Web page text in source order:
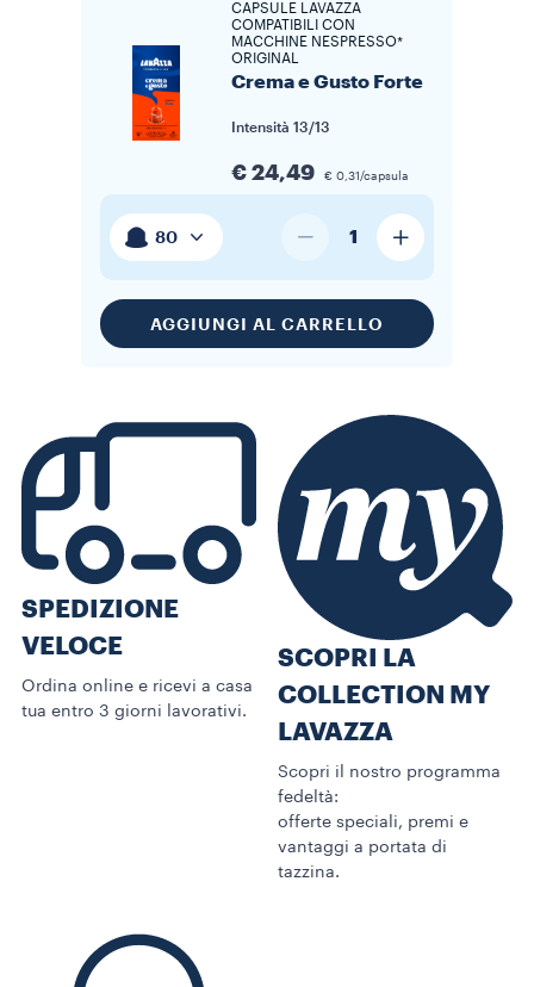
CAPSULE LAVAZZA
COMPATIBILI CON
MACCHINE NESPRESSO*
ORIGINAL
Crema e Gusto Forte
Intensità 13/13
€ 24,49 € 0,31/capsula
80 1
AGGIUNGI AL CARRELLO
SPEDIZIONE
VELOCE
Ordina online e ricevi a casa
tua entro 3 giorni lavorativi.
SCOPRI LA
COLLECTION MY
LAVAZZA
Scopri il nostro programma
fedeltà:
offerte speciali, premi e
vantaggi a portata di
tazzina.